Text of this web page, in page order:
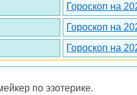
Гороскоп на
Гороскоп на
Гороскоп на
по эзотерике.